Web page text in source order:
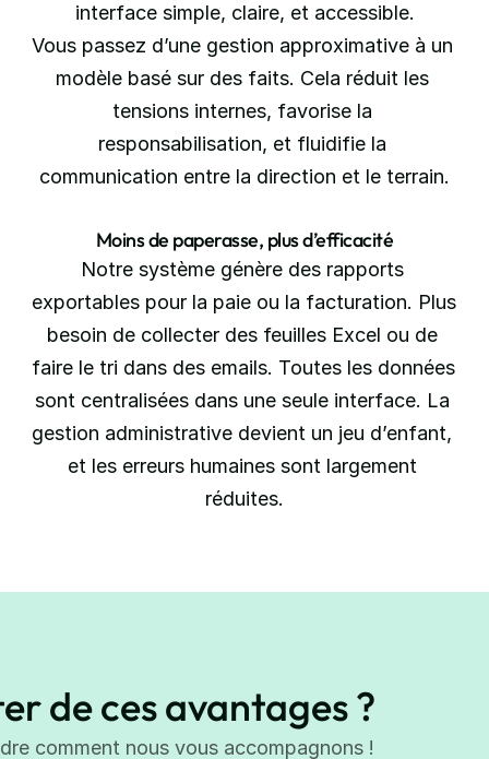
interface simple, claire, et accessible.
Vous passez d’une gestion approximative à un
modèle basé sur des faits. Cela réduit les
tensions internes, favorise la
responsabilisation, et fluidifie la
communication entre la direction et le terrain.
Moins de paperasse, plus d’efficacité
Notre système génère des rapports
exportables pour la paie ou la facturation. Plus
besoin de collecter des feuilles Excel ou de
faire le tri dans des emails. Toutes les données
sont centralisées dans une seule interface. La
gestion administrative devient un jeu d’enfant,
et les erreurs humaines sont largement
réduites.
de ces avantages ?
comment nous vous accompagnons !